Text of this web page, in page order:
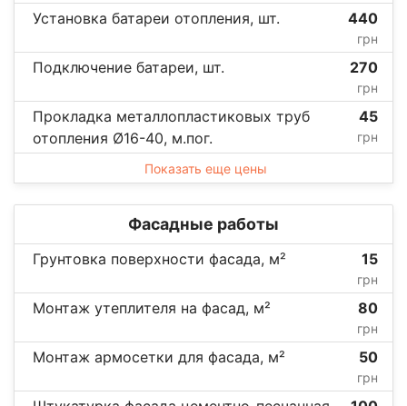
Установка батареи отопления, шт. 440
грн
Подключение батареи, шт. 270
грн
Прокладка металлопластиковых труб
отопления Ø16-40, м.пог.
45
грн
Показать еще цены
Фасадные работы
Грунтовка поверхности фасада, м² 15
грн
Монтаж утеплителя на фасад, м² 80
грн
Монтаж армосетки для фасада, м² 50
грн